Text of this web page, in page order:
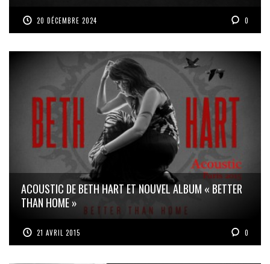
20 DÉCEMBRE 2024 0
ACOUSTIC DE BETH HART ET NOUVEL ALBUM « BETTER
THAN HOME »
21 AVRIL 2015 0